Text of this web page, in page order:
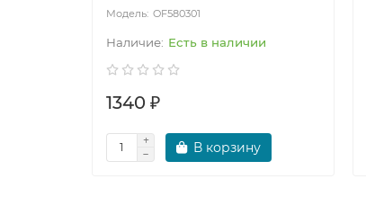
OF580301
Есть в наличии
1340 ₽
В корзину